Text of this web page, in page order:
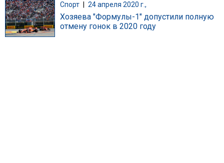
Спорт 24 апреля 2020 г.,
Хозяева "Формулы-1" допустили полную
отмену гонок в 2020 году